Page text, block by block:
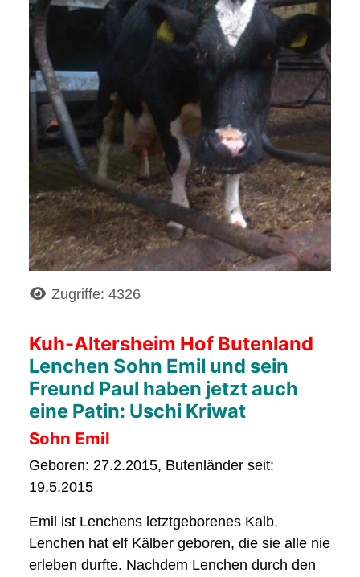
DetailsZugriffe: 4326
Kuh-Altersheim Hof Butenland
Lenchen Sohn Emil und sein
Freund Paul haben jetzt auch
eine Patin: Uschi Kriwat
Sohn Emil
Geboren: 27.2.2015, Butenländer seit:
19.5.2015
Emil ist Lenchens letztgeborenes Kalb.
Lenchen hat elf Kälber geboren, die sie alle nie
erleben durfte. Nachdem Lenchen durch den